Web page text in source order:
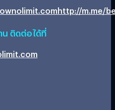
http://m.me/
ติดต่อได้ที่